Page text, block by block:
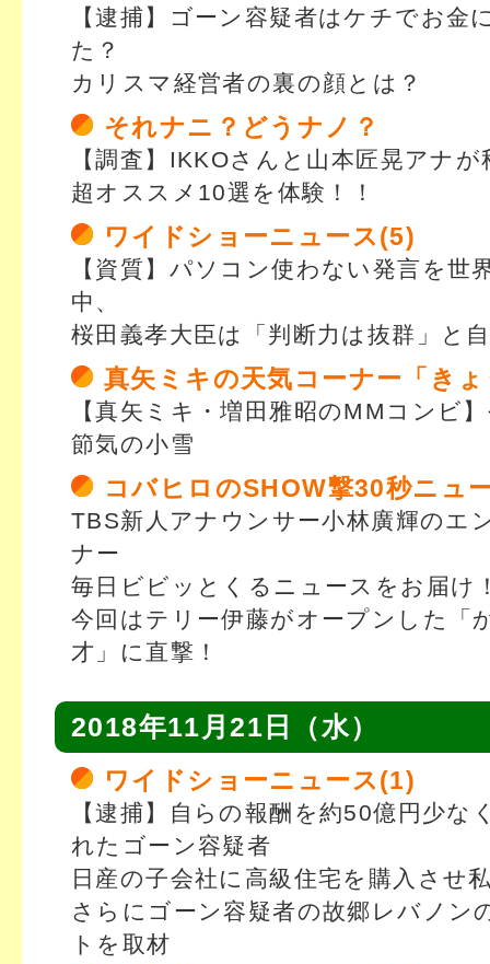
【逮捕】ゴーン容疑者はケチでお金
た？
カリスマ経営者の裏の顔とは？
それナニ？どうナノ？
【調査】IKKOさんと山本匠晃アナ
超オススメ10選を体験！！
ワイドショーニュース(5)
【資質】パソコン使わない発言を世
中、
桜田義孝大臣は「判断力は抜群」と
真矢ミキの天気コーナー「き
【真矢ミキ・増田雅昭のMMコンビ
節気の小雪
コバヒロのSHOW撃30秒ニュ
TBS新人アナウンサー小林廣輝のエ
ナー
毎日ビビッとくるニュースをお届け
今回はテリー伊藤がオープンした「
才」に直撃！
2018年11月21日（水）
ワイドショーニュース(1)
【逮捕】自らの報酬を約50億円少な
れたゴーン容疑者
日産の子会社に高級住宅を購入させ
さらにゴーン容疑者の故郷レバノン
トを取材